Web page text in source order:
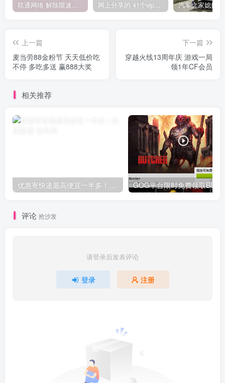
联通网络 解除限速方法参考！畅享、畅玩、老白干等及其它地区自测了 网上分享的 41个vip解析接口 有需要的拿去~ 免费看全网VIP会员视频
上一篇
麦当劳88金粉节 天天低价吃
不停 多吃多送 赢888大奖
下一篇
穿越火线13周年庆 游戏一局
领1年CF会员
相关推荐
优惠寄快递最高便宜一半多！白鸽惠递
评论 抢沙发
请登录后发表评论
登录 注册